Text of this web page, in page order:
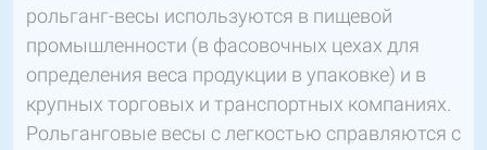
рольганг-весы используются в пищевой
промышленности (в фасовочных цехах для
определения веса продукции в упаковке) и в
крупных торговых и транспортных компаниях.
Рольганговые весы с легкостью справляются с